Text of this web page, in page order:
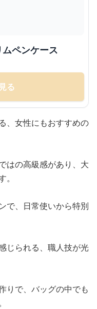
ペンケース
る
、女性にもおすすめの
はの高級感があり、大
で、日常使いから特別
じられる、職人技が光
りで、バッグの中でも